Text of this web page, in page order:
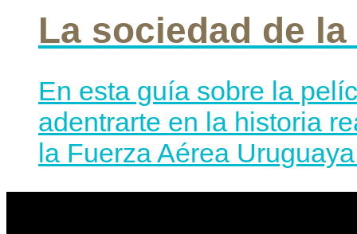
La sociedad de la
En esta guía sobre la
adentrarte en la historia
la Fuerza Aérea